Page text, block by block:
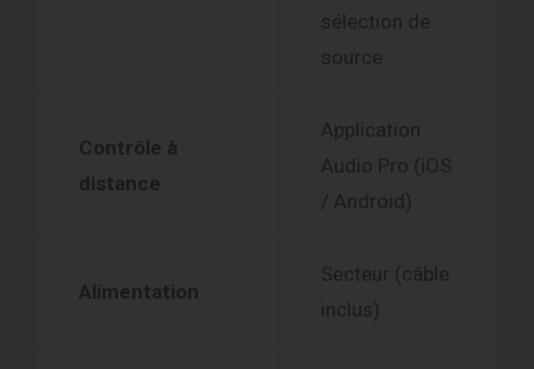
sélection de
source
Contrôle à
distance
Application
Audio Pro (iOS
/ Android)
Alimentation
Secteur (câble
inclus)